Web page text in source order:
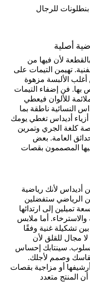
بنطلونات للرجال
أصلية
لأن فيها من
تهيمن التيمات على
الألبسة مزهوة
فن إضفاء التيمات
للألوان فيعطي
النسائية ناطقة بما
أديداس تغطي يومك
كلغة الجري وتمرين
العامة. بعض
المصممون بقصات
أديداس لأنك رياضية
الرياضي ستفضلين
تميلين إلى ارتدائها
أما ملابس
تشكيلة غنية وفقًا
لا مجال للقلق لأن
سينتابك إحساس
وصمم لأجلك.
أو مزاجية بقصات
أن المنتج متعدد